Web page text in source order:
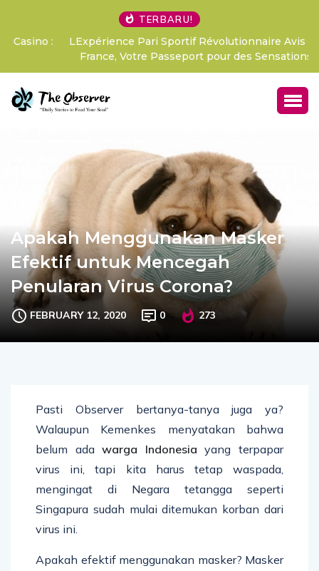
TERBARU!
LExpérience Pari Sportif Révolutionnaire Avis Betify
France, Votre Passeport pour des Sensations Fo
Apakah Menggunakan Masker
Efektif untuk Mencegah
Penularan Virus Corona?
FEBRUARY 12, 2020 0 273
Pasti Observer bertanya-tanya juga ya?
Walaupun Kemenkes menyatakan bahwa
belum adawarga Indonesia yang terpapar
virus ini, tapi kita harus tetap waspada,
mengingat di Negara tetangga seperti
Singapura sudah mulai ditemukan korban dari
virus ini.
Apakah efektif menggunakan masker? Masker